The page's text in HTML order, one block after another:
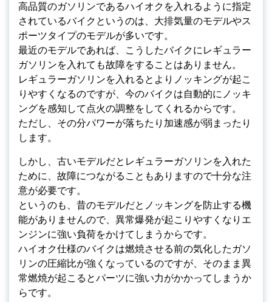
高品質のガソリンであるハイオクを入れるように指定
されているバイクというのは、大排気量のモデルやス
ポーツタイプのモデルが多いです。
最近のモデルであれば、こうしたバイクにレギュラー
ガソリンを入れても故障をすることはありません。
レギュラーガソリンを入れるとよりノッキングが起こ
りやすくなるのですが、今のバイクは自動的にノッキ
ングを感知して点火の調整をしてくれるからです。
ただし、その分パワーが落ちたり加速感が弱まったり
します。
しかし、古いモデルだとレギュラーガソリンを入れた
ために、故障につながることもありますので十分な注
意が必要です。
というのも、昔のモデルだとノッキングを防止する機
能がありませんので、異常爆発が起こりやすくなりエ
ンジンに強い負荷をかけてしまうからです。
ハイオク仕様のバイクは燃焼させる前の気化したガソ
リンの圧縮比が強くなっているのですが、そのまま異
常燃焼が起こるとパーツに強い力がかかってしまうか
らです。